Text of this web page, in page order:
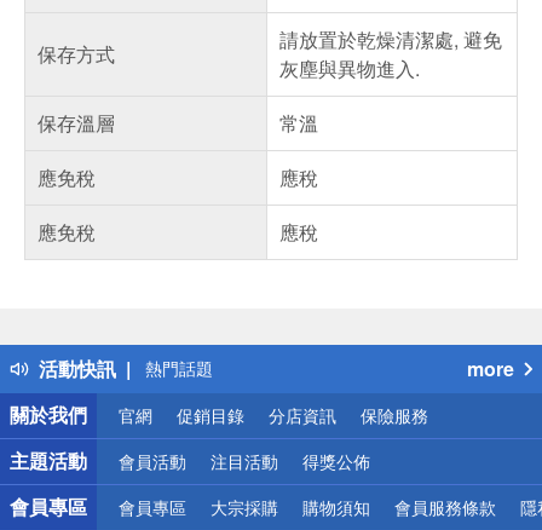
保存方式
請放置於乾燥清潔處, 避免
灰塵與異物進入.
保存溫層
常溫
應免稅
應稅
應免稅
應稅
活動快訊
得獎公告
熱門話題
銀行優惠
偏遠地區配送
詐騙網頁！請小心！
more
關於我們
官網 促銷目錄 分店資訊 保險服務
主題活動 會員活動 注目活動 得獎公佈
會員專區 會員專區 大宗採購 購物須知 會員服務條款 隱